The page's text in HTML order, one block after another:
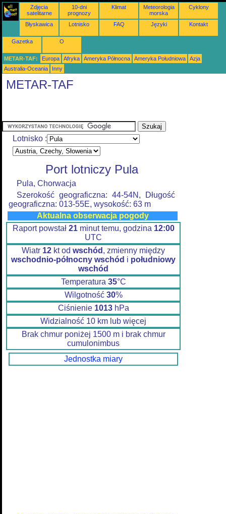
Zdjęcia
satelitarne
10-dni
prognozy
Klimat
Meteorologia
morska
Cyklony
Błyskawica Lotnisko FAQ Języki Kontakt
Gazetka O
METAR-TAF: Europa Afryka Ameryka Północna Ameryka Południowa
Azja
Australia-Oceania
Inny
METAR-TAF
Lotnisko :
Port lotniczy Pula
Pula, Chorwacja
Szerokość geograficzna: 44-54N, Długość
geograficzna: 013-55E, wysokość: 63 m
Aktualna obserwacja pogody
Raport powstał 21minut temu, godzina 12:00
UTC
Wiatr 12 kt od wschód , zmienny między
wschodnio-północny wschód i południowy
wschód
Temperatura 35°C
Wilgotność 30%
Ciśnienie 1013hPa
Widzialność 10 km lub więcej
Brak chmur poniżej 1500 m i brak chmur
cumulonimbus
Jednostka miary